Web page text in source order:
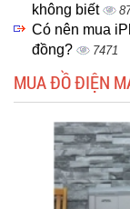
không biết
Có nên mua
đồng?
7471
MUA ĐỒ ĐIỆN